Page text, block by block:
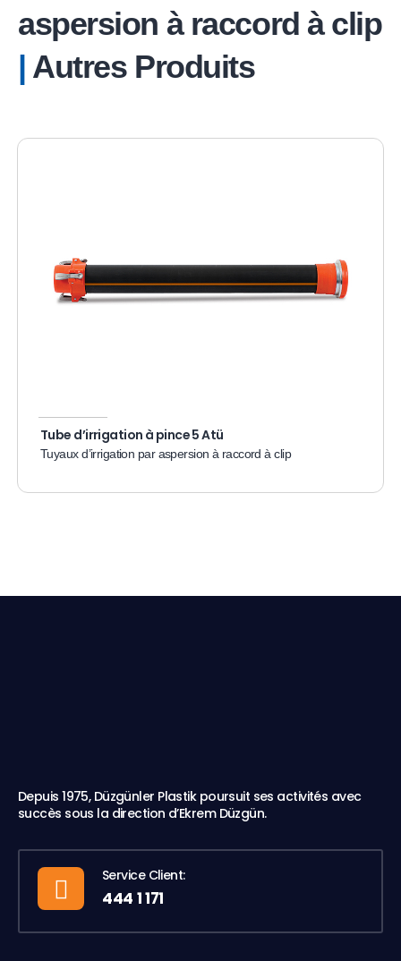
aspersion à raccord à clip
| Autres Produits
Tube d’irrigation à pince 5 Atü
Tuyaux d’irrigation par aspersion à raccord à clip
Depuis 1975, Düzgünler Plastik poursuit ses activités avec
succès sous la direction d’Ekrem Düzgün.
Service Client:
444 1 171